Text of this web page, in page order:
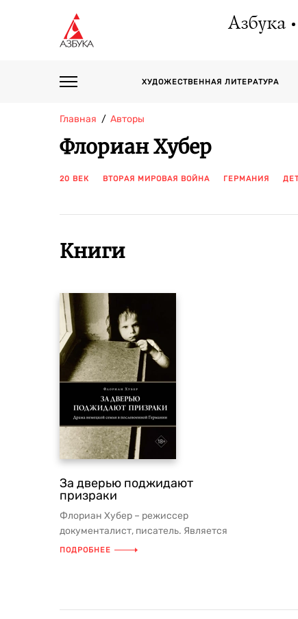
Азбука
ХУДОЖЕСТВЕННАЯ ЛИТЕРАТУРА
Главная Авторы
Флориан Хубер
20 ВЕК ВТОРАЯ МИРОВАЯ ВОЙНА ГЕРМАНИЯ
Книги
За дверью поджидают
призраки
Флориан Хубер – режиссер
документалист, писатель. Является
автором книг по истории Германии. С
ПОДРОБНЕЕ